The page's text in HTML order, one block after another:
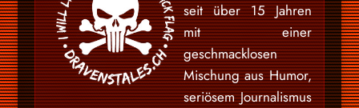
seit über 15 Jahren
mit einer
geschmacklosen
Mischung aus Humor,
seriösem Journalismus